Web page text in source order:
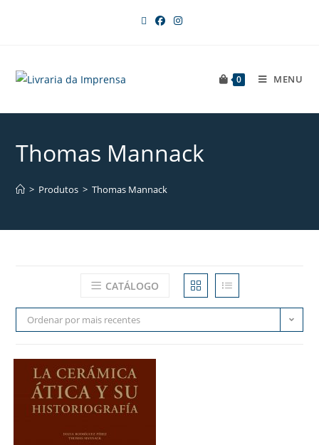
0 MENU
Thomas Mannack
> Produtos > Thomas Mannack
CATÁLOGO
Ordenar por mais recentes